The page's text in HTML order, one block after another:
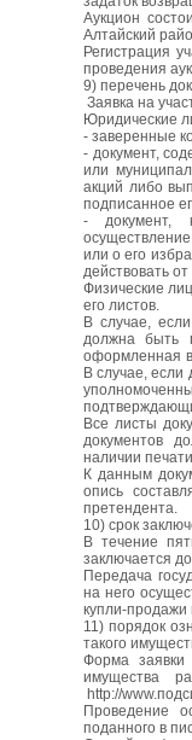
Аукцион
Алтайский
Регистрация
проведения
9) перечень
Заявка на
Юридические
- заверенные
- документ,
или
акций либо
подписанное
- документ,
или о его
действовать
Физические
его листов.
В случае,
должна быть
оформленная в
В случае,
Все листы
документов
наличии
К данным
опись
претендента.
10) срок
В течение
заключается
Передача
на него
купли-продажи
11) порядок
такого
Форма заявки
имущества
http://
Проведение
поданного в